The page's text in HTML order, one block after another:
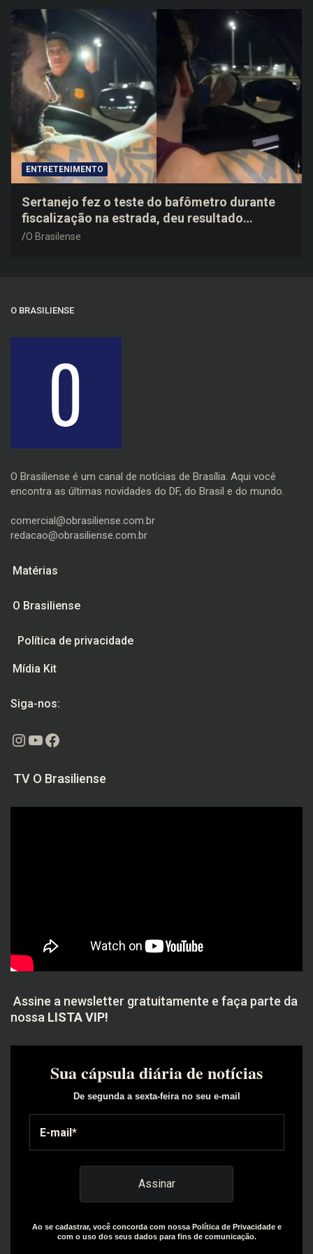
ENTRETENIMENTO
Sertanejo fez o teste do bafômetro durante
fiscalização na estrada, deu resultado
negativo e elogiou o trabalho dos agentes de
O Brasilense
O BRASILIENSE
O Brasiliense é um canal de notícias de Brasília. Aqui você
encontra as últimas novidades do DF, do Brasil e do mundo.
comercial@obrasiliense.com.br
redacao@obrasiliense.com.br
Matérias
O Brasiliense
Política de privacidade
Mídia Kit
Siga-nos:
Instagram
Youtube
Facebook
TV O Brasiliense
Assine a newsletter gratuitamente e faça parte da
nossa LISTA VIP!
Sua cápsula diária de notícias
De segunda a sexta-feira no seu e-mail
Ao se cadastrar, você concorda com nossa Política de Privacidade e
com o uso dos seus dados para fins de comunicação.